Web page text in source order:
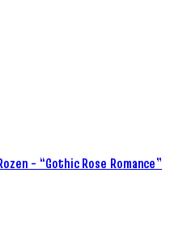
– “Gothic Rose Romance”